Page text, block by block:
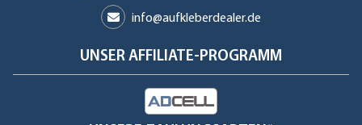
info@aufkleberdealer.de
UNSER AFFILIATE-PROGRAMM